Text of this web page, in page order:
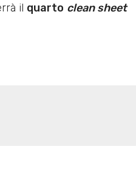
il quarto clean sheet